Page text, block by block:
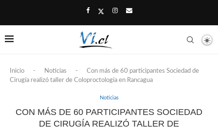
Inicio - Noticias -
Con más de 60 participantes Sociedad de
Cirugía realizó taller de Coloproctología en Rancagua
Noticias
CON MÁS DE 60 PARTICIPANTES SOCIEDAD
DE CIRUGÍA REALIZÓ TALLER DE